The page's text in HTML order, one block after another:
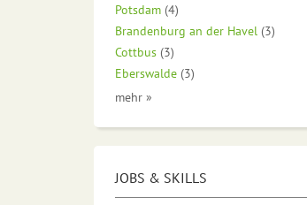
Potsdam (4)
Brandenburg an der Havel (3)
Cottbus (3)
Eberswalde (3)
mehr »
JOBS & SKILLS